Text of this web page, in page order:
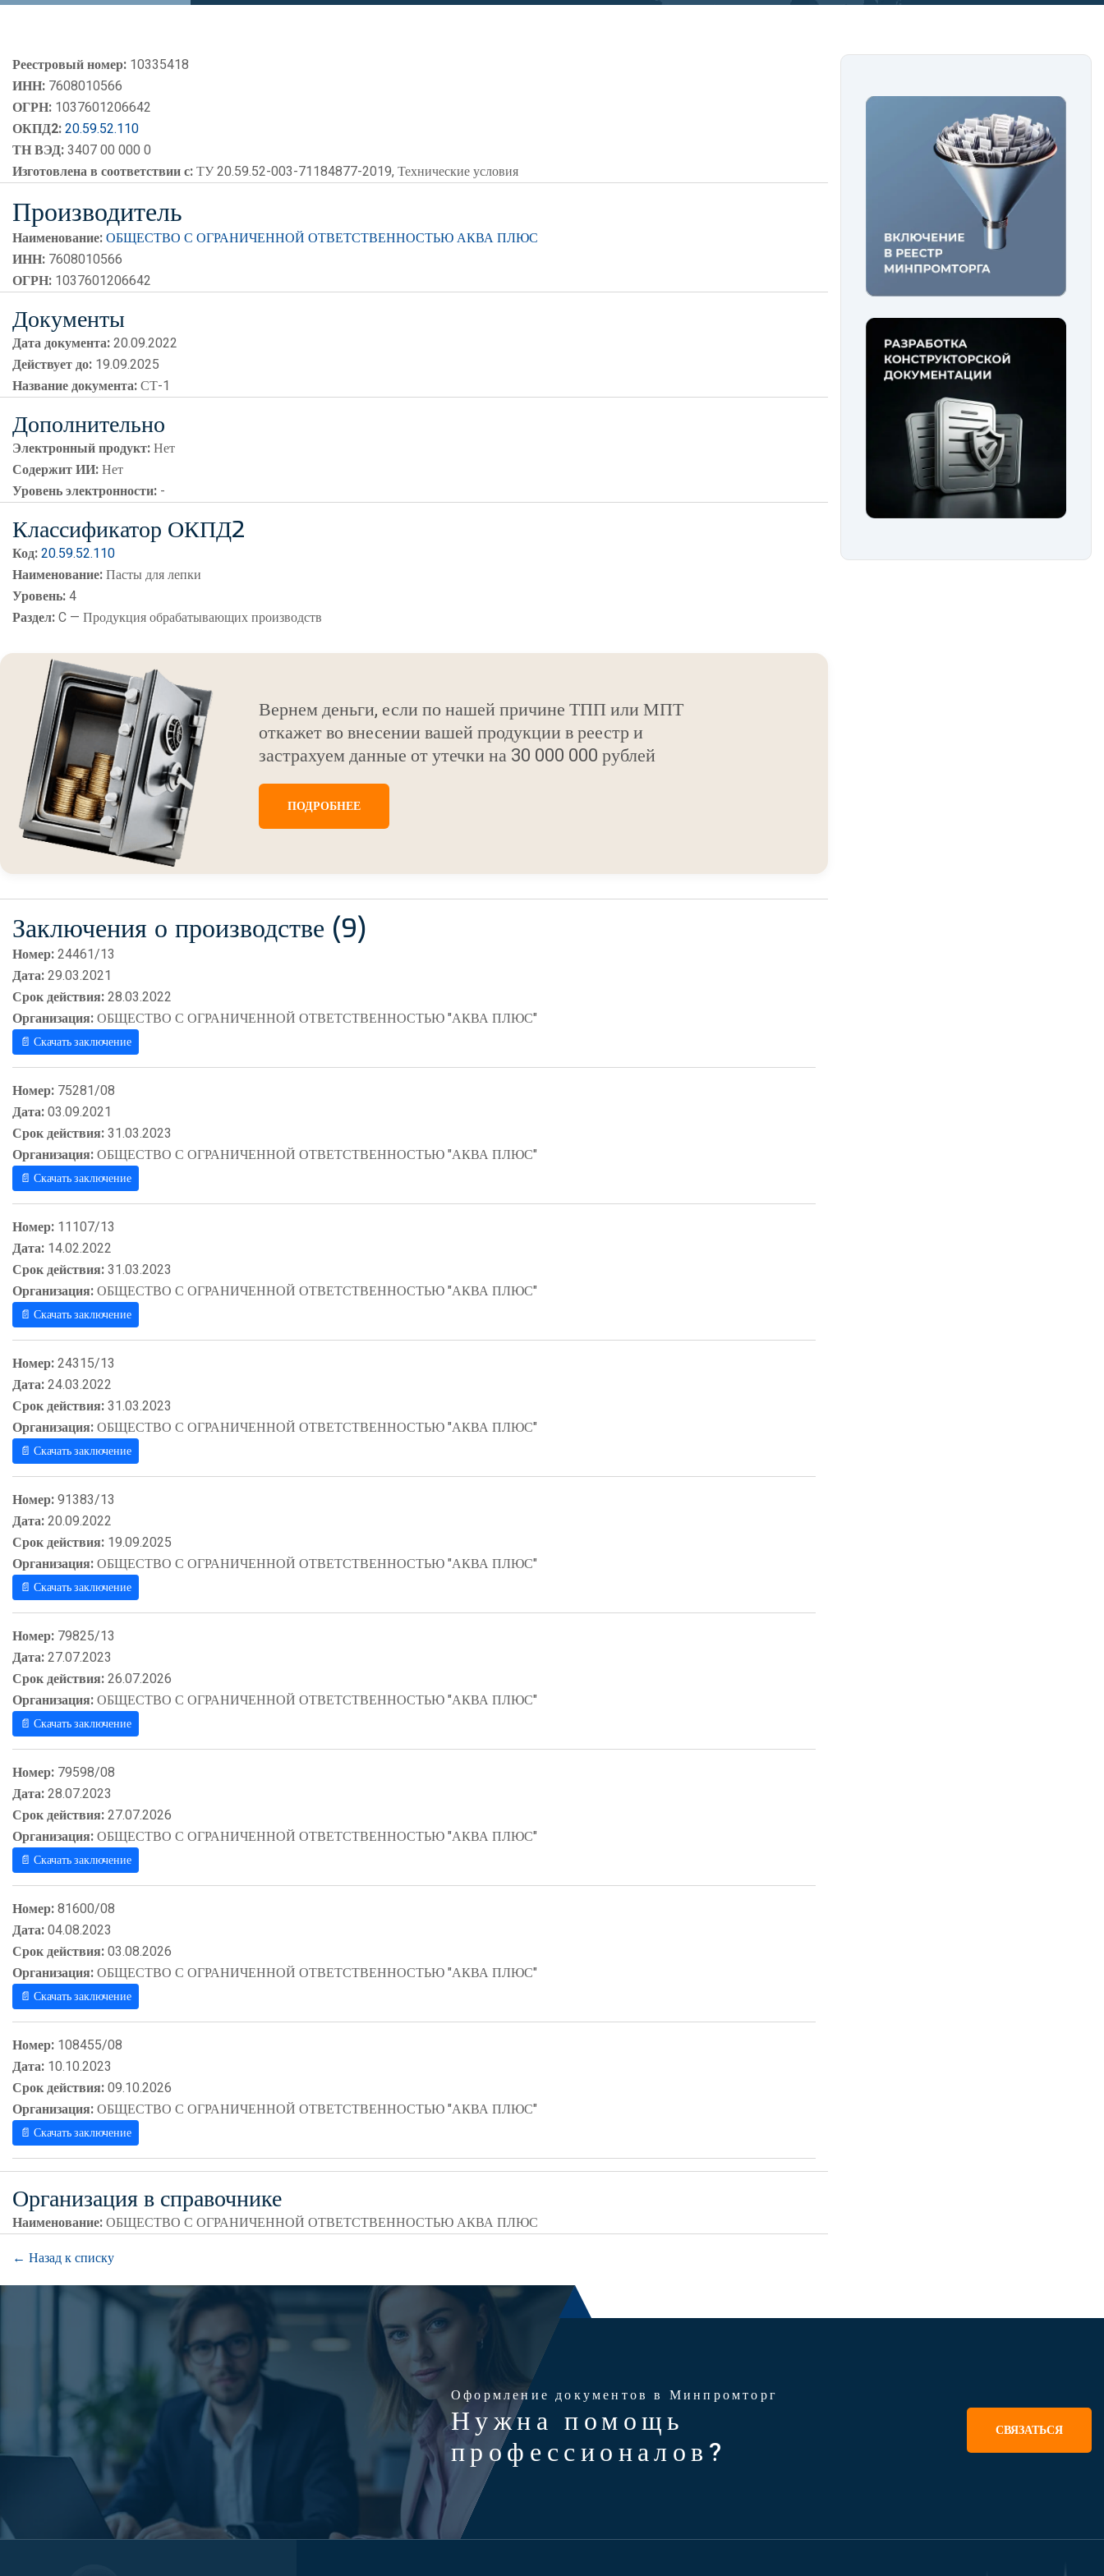
Реестровый номер: 10335418
ИНН: 7608010566
ОГРН: 1037601206642
ОКПД2:20.59.52.110
ТН ВЭД:3407 00 000 0
Изготовлена в соответствии с:ТУ 20.59.52-003-71184877-2019, Технические условия
Производитель
Наименование:ОБЩЕСТВО С ОГРАНИЧЕННОЙ ОТВЕТСТВЕННОСТЬЮ АКВА ПЛЮС
ИНН: 7608010566
ОГРН: 1037601206642
Документы
Дата документа:20.09.2022
Действует до: 19.09.2025
Название документа:СТ-1
Дополнительно
Электронный продукт:Нет
Содержит ИИ:Нет
Уровень электронности: -
Классификатор ОКПД2
Код:20.59.52.110
Наименование:Пасты для лепки
Уровень:4
Раздел:C — Продукция обрабатывающих производств
Вернем деньги, если по нашей причине ТПП или МПТ
откажет во внесении вашей продукции в реестр и
застрахуем данные от утечки на 30 000 000 рублей
ПОДРОБНЕЕ
Заключения о производстве (9)
Номер:24461/13
Дата:29.03.2021
Срок действия:28.03.2022
Организация:ОБЩЕСТВО С ОГРАНИЧЕННОЙ ОТВЕТСТВЕННОСТЬЮ "АКВА ПЛЮС"
📄 Скачать заключение
Номер: 75281/08
Дата:03.09.2021
Срок действия:31.03.2023
Организация:ОБЩЕСТВО С ОГРАНИЧЕННОЙ ОТВЕТСТВЕННОСТЬЮ "АКВА ПЛЮС"
📄 Скачать заключение
Номер: 11107/13
Дата: 14.02.2022
Срок действия:31.03.2023
Организация:ОБЩЕСТВО С ОГРАНИЧЕННОЙ ОТВЕТСТВЕННОСТЬЮ "АКВА ПЛЮС"
📄 Скачать заключение
Номер:24315/13
Дата:24.03.2022
Срок действия:31.03.2023
Организация:ОБЩЕСТВО С ОГРАНИЧЕННОЙ ОТВЕТСТВЕННОСТЬЮ "АКВА ПЛЮС"
📄 Скачать заключение
Номер:91383/13
Дата:20.09.2022
Срок действия: 19.09.2025
Организация:ОБЩЕСТВО С ОГРАНИЧЕННОЙ ОТВЕТСТВЕННОСТЬЮ "АКВА ПЛЮС"
📄 Скачать заключение
Номер: 79825/13
Дата:27.07.2023
Срок действия:26.07.2026
Организация:ОБЩЕСТВО С ОГРАНИЧЕННОЙ ОТВЕТСТВЕННОСТЬЮ "АКВА ПЛЮС"
📄 Скачать заключение
Номер: 79598/08
Дата:28.07.2023
Срок действия:27.07.2026
Организация:ОБЩЕСТВО С ОГРАНИЧЕННОЙ ОТВЕТСТВЕННОСТЬЮ "АКВА ПЛЮС"
📄 Скачать заключение
Номер:81600/08
Дата:04.08.2023
Срок действия:03.08.2026
Организация:ОБЩЕСТВО С ОГРАНИЧЕННОЙ ОТВЕТСТВЕННОСТЬЮ "АКВА ПЛЮС"
📄 Скачать заключение
Номер: 108455/08
Дата: 10.10.2023
Срок действия:09.10.2026
Организация:ОБЩЕСТВО С ОГРАНИЧЕННОЙ ОТВЕТСТВЕННОСТЬЮ "АКВА ПЛЮС"
📄 Скачать заключение
Организация в справочнике
Наименование:ОБЩЕСТВО С ОГРАНИЧЕННОЙ ОТВЕТСТВЕННОСТЬЮ АКВА ПЛЮС
← Назад к списку
Оформление документов в Минпромторг
Нужна помощь
профессионалов?
СВЯЗАТЬСЯ